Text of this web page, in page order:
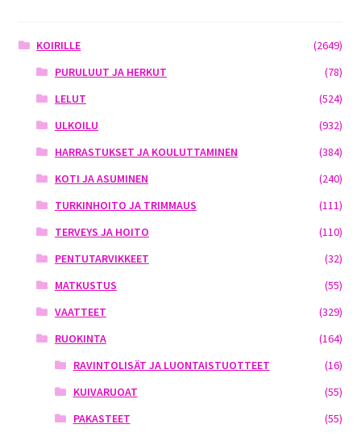
KOIRILLE
(2649)
PURULUUT JA HERKUT
(78)
LELUT
(524)
ULKOILU
(932)
HARRASTUKSET JA KOULUTTAMINEN
(384)
KOTI JA ASUMINEN
(240)
TURKINHOITO JA TRIMMAUS
(111)
TERVEYS JA HOITO
(110)
PENTUTARVIKKEET
(32)
MATKUSTUS
(55)
VAATTEET
(329)
RUOKINTA
(164)
RAVINTOLISÄT JA LUONTAISTUOTTEET
(16)
KUIVARUOAT
(55)
PAKASTEET
(55)